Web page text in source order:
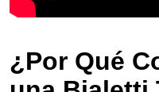
¿Por Qué